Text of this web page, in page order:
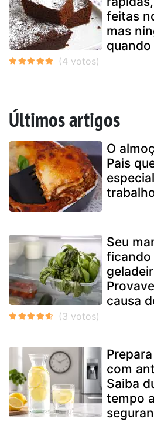
feitas
mas
Últimos artigos
O
Pais
Seu
ficando
causa
com
Saiba
tempo